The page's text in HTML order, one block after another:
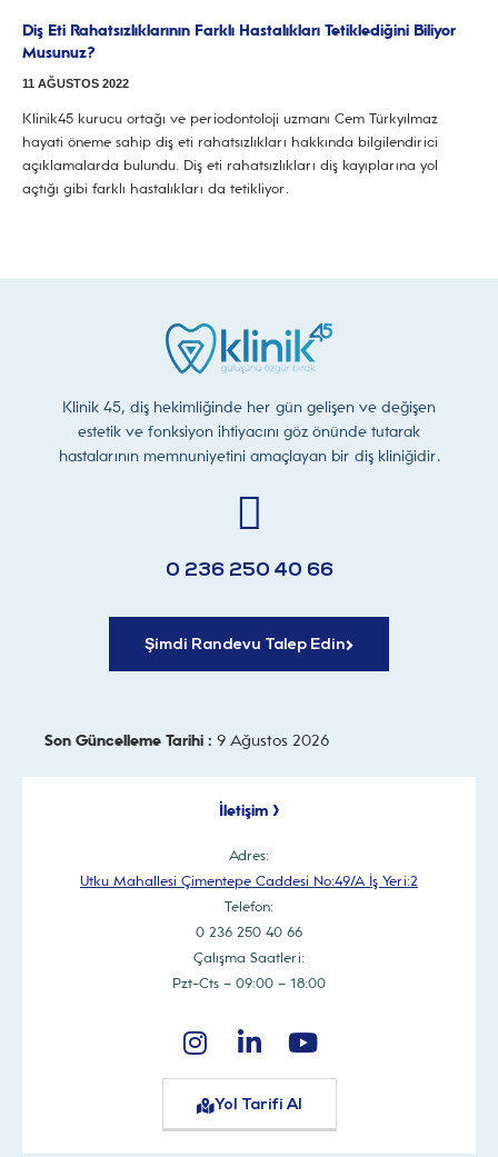
Diş Eti Rahatsızlıklarının Farklı Hastalıkları Tetiklediğini Biliyor
Musunuz?
11 AĞUSTOS 2022
Klinik45 kurucu ortağı ve periodontoloji uzmanı Cem Türkyılmaz
hayati öneme sahip diş eti rahatsızlıkları hakkında bilgilendirici
açıklamalarda bulundu. Diş eti rahatsızlıkları diş kayıplarına yol
açtığı gibi farklı hastalıkları da tetikliyor.
Klinik 45, diş hekimliğinde her gün gelişen ve değişen
estetik ve fonksiyon ihtiyacını göz önünde tutarak
hastalarının memnuniyetini amaçlayan bir diş kliniğidir.
0 236 250 40 66
Şimdi Randevu Talep Edin
Son Güncelleme Tarihi : 9 Ağustos 2026
İletişim >
Adres:
Utku Mahallesi Çimentepe Caddesi No:49/A İş Yeri:2
Telefon:
0 236 250 40 66
Çalışma Saatleri:
Pzt-Cts – 09:00 – 18:00
Yol Tarifi Al